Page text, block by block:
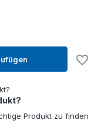
Produkt zu finden